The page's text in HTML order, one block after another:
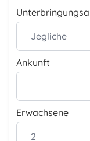
Ankunft
Erwachsene